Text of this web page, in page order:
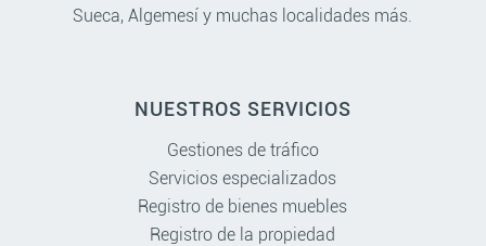
Sueca,Algemesí y muchas localidades más.
NUESTROS SERVICIOS
Gestiones de tráfico
Servicios especializados
Registro de bienes muebles
Registro de la propiedad